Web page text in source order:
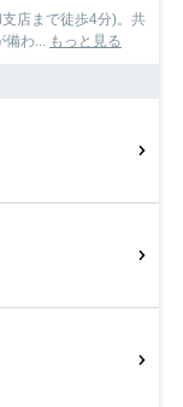
店まで徒歩4分)。共
わ...
もっと見る